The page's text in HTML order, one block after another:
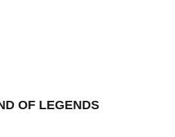
OF LEGENDS